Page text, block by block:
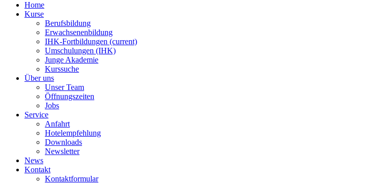
Home
Kurse
Berufsbildung
Erwachsenenbildung
IHK-Fortbildungen (current)
Umschulungen (IHK)
Junge Akademie
Kurssuche
Über uns
Unser Team
Öffnungszeiten
Jobs
Service
Anfahrt
Hotelempfehlung
Downloads
Newsletter
News
Kontakt
Kontaktformular